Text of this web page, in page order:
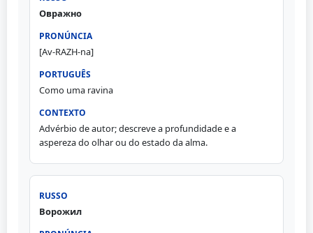
Овражно
[Av-RAZH-na]
Como uma ravina
Advérbio de autor; descreve a profundidade e a
aspereza do olhar ou do estado da alma.
Ворожил